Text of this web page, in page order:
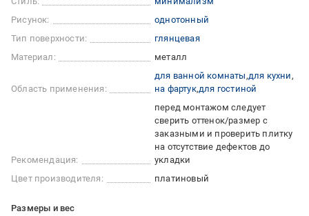
Рисунок:
однотонный
Тип поверхности:
глянцевая
Материал:
металл
Область применения:
для ванной комнаты для кухни
на фартук для гостиной
Рекомендация:
перед монтажом следует
сверить оттенок/размер с
заказными и проверить плитку
на отсутствие дефектов до
укладки
Цвет производителя:
платиновый
Размеры и вес